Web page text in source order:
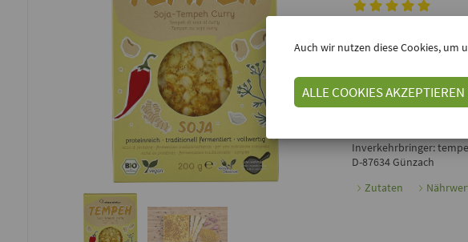
TEMPEH CURRY
DerTempeh Curryvon
Speisen geeignet, die
klar kommen. Am
Inverkehrbringer:
D-87634 Günzach
Zutaten
Auch wir nutzen diese Cookies, um
ALLE COOKIES AKZEPTIEREN